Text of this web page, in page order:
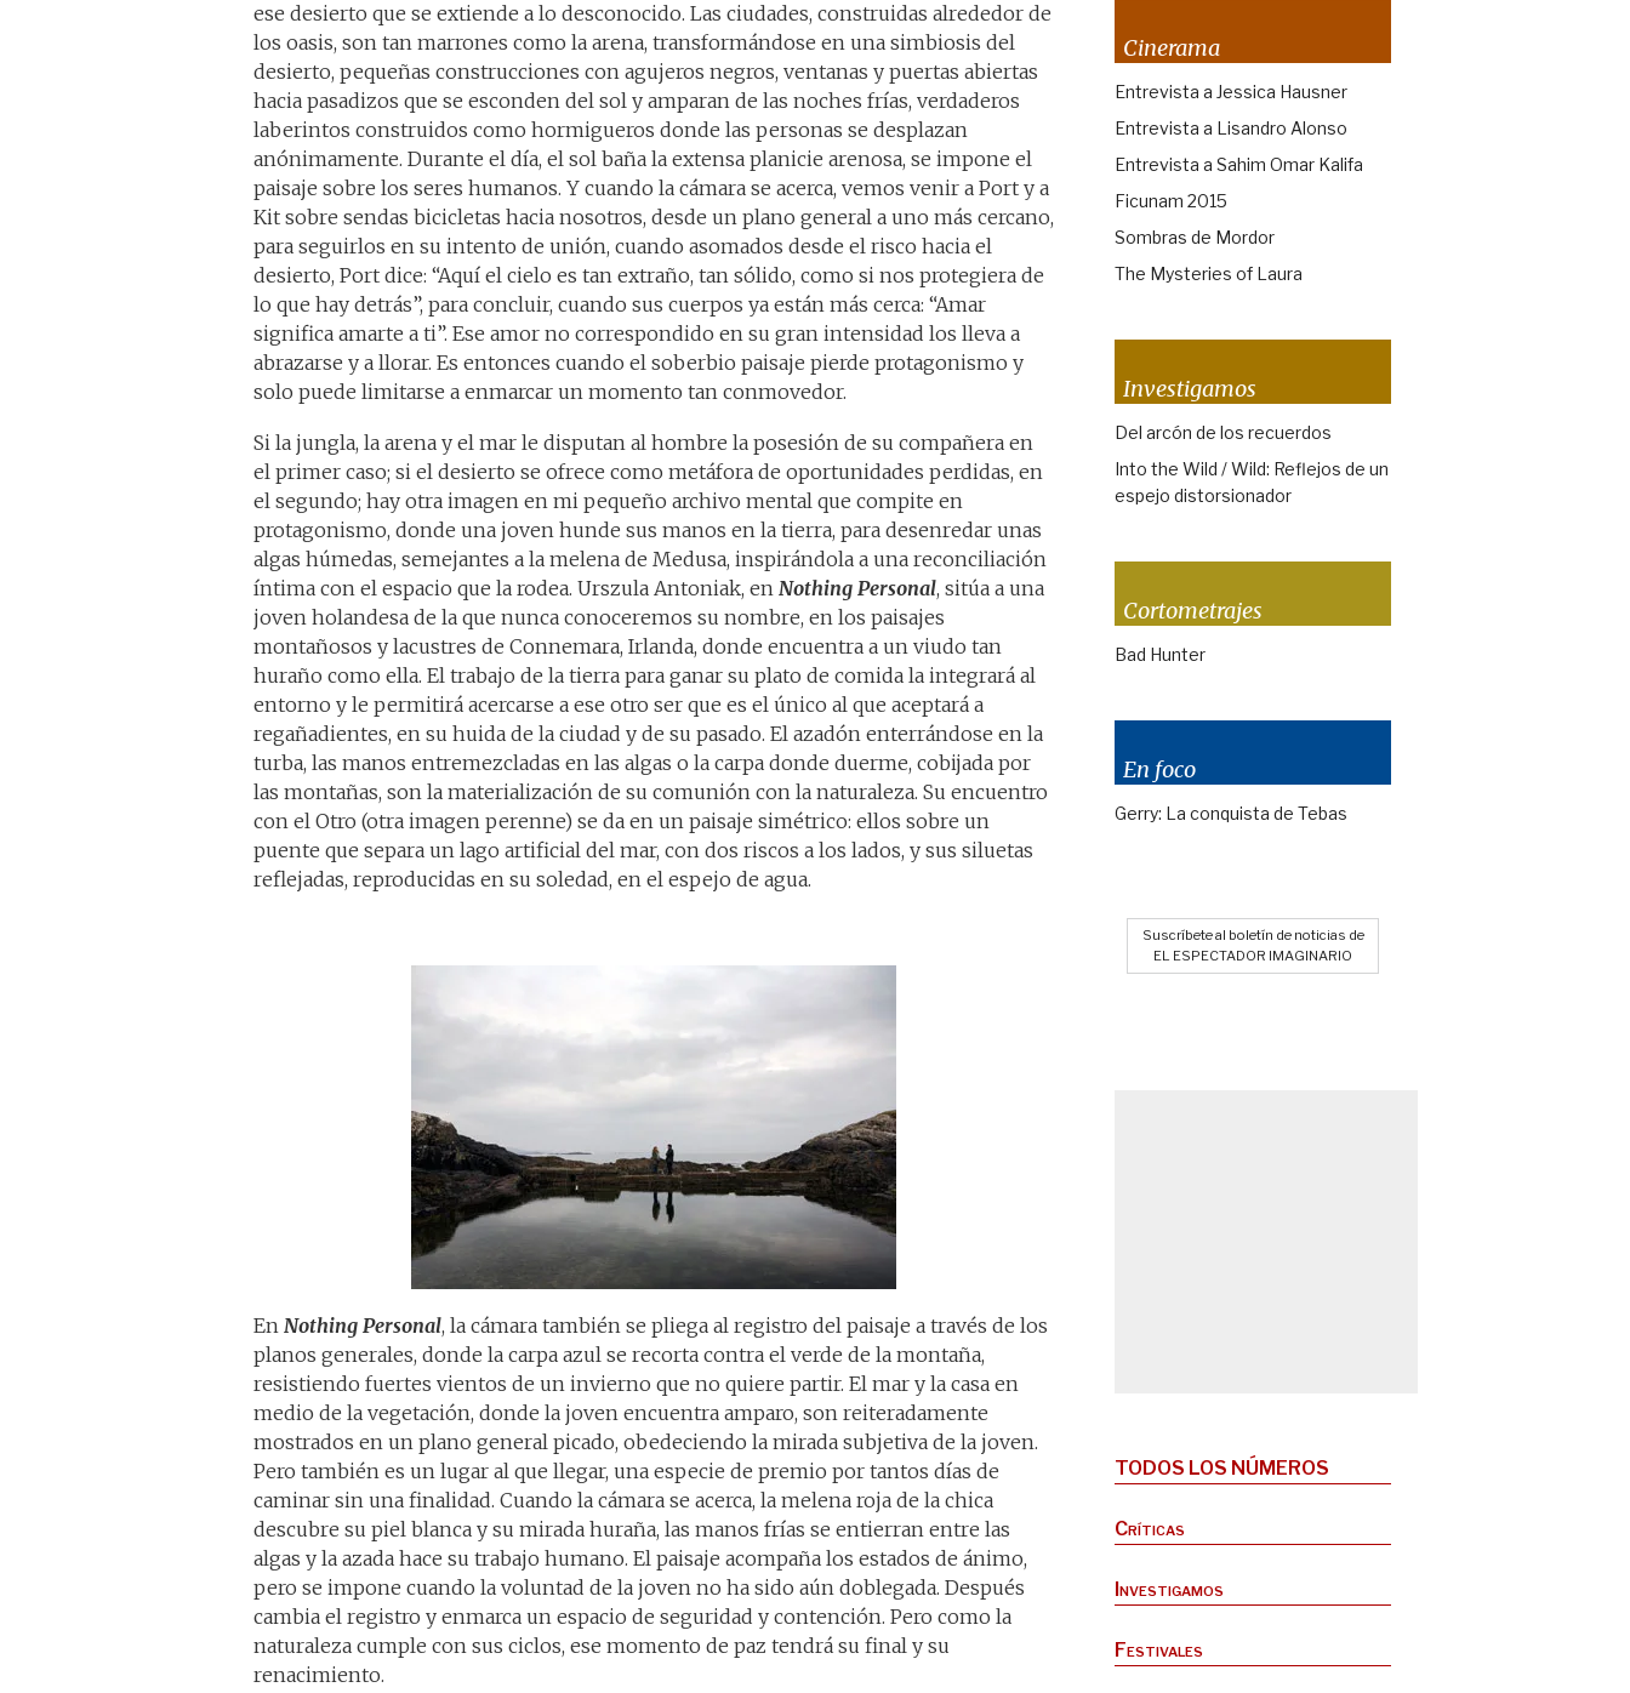
ese desierto que se extiende a lo desconocido. Las ciudades, construidas alrededor de
los oasis, son tan marrones como la arena, transformándose en una simbiosis del
desierto, pequeñas construcciones con agujeros negros, ventanas y puertas abiertas
hacia pasadizos que se esconden del sol y amparan de las noches frías, verdaderos
laberintos construidos como hormigueros donde las personas se desplazan
anónimamente. Durante el día, el sol baña la extensa planicie arenosa, se impone el
paisaje sobre los seres humanos. Y cuando la cámara se acerca, vemos venir a Port y a
Kit sobre sendas bicicletas hacia nosotros, desde un plano general a uno más cercano,
para seguirlos en su intento de unión, cuando asomados desde el risco hacia el
desierto, Port dice: “Aquí el cielo es tan extraño, tan sólido, como si nos protegiera de
lo que hay detrás”, para concluir, cuando sus cuerpos ya están más cerca: “Amar
significa amarte a ti”. Ese amor no correspondido en su gran intensidad los lleva a
abrazarse y a llorar. Es entonces cuando el soberbio paisaje pierde protagonismo y
solo puede limitarse a enmarcar un momento tan conmovedor.
Si la jungla, la arena y el mar le disputan al hombre la posesión de su compañera en
el primer caso; si el desierto se ofrece como metáfora de oportunidades perdidas, en
el segundo; hay otra imagen en mi pequeño archivo mental que compite en
protagonismo, donde una joven hunde sus manos en la tierra, para desenredar unas
algas húmedas, semejantes a la melena de Medusa, inspirándola a una reconciliación
íntima con el espacio que la rodea. Urszula Antoniak, en Nothing Personal, sitúa a una
joven holandesa de la que nunca conoceremos su nombre, en los paisajes
montañosos y lacustres de Connemara, Irlanda, donde encuentra a un viudo tan
huraño como ella. El trabajo de la tierra para ganar su plato de comida la integrará al
entorno y le permitirá acercarse a ese otro ser que es el único al que aceptará a
regañadientes, en su huida de la ciudad y de su pasado. El azadón enterrándose en la
turba, las manos entremezcladas en las algas o la carpa donde duerme, cobijada por
las montañas, son la materialización de su comunión con la naturaleza. Su encuentro
con el Otro (otra imagen perenne) se da en un paisaje simétrico: ellos sobre un
puente que separa un lago artificial del mar, con dos riscos a los lados, y sus siluetas
reflejadas, reproducidas en su soledad, en el espejo de agua.
En Nothing Personal, la cámara también se pliega al registro del paisaje a través de los
planos generales, donde la carpa azul se recorta contra el verde de la montaña,
resistiendo fuertes vientos de un invierno que no quiere partir. El mar y la casa en
medio de la vegetación, donde la joven encuentra amparo, son reiteradamente
mostrados en un plano general picado, obedeciendo la mirada subjetiva de la joven.
Pero también es un lugar al que llegar, una especie de premio por tantos días de
caminar sin una finalidad. Cuando la cámara se acerca, la melena roja de la chica
descubre su piel blanca y su mirada huraña, las manos frías se entierran entre las
algas y la azada hace su trabajo humano. El paisaje acompaña los estados de ánimo,
pero se impone cuando la voluntad de la joven no ha sido aún doblegada. Después
cambia el registro y enmarca un espacio de seguridad y contención. Pero como la
naturaleza cumple con sus ciclos, ese momento de paz tendrá su final y su
renacimiento.
Cinerama
Entrevista a Jessica Hausner
Entrevista a Lisandro Alonso
Entrevista a Sahim Omar Kalifa
Ficunam 2015
Sombras de Mordor
The Mysteries of Laura
Investigamos
Del arcón de los recuerdos
Into the Wild / Wild: Reflejos de un
espejo distorsionador
Cortometrajes
Bad Hunter
En foco
Gerry: La conquista de Tebas
Suscríbete al boletín de noticias de
EL ESPECTADOR IMAGINARIO
TODOS LOS NÚMEROS
Críticas
Investigamos
Festivales